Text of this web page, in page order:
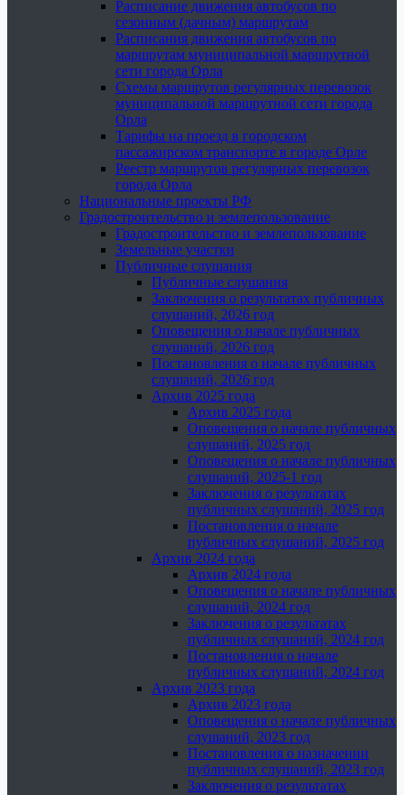
Расписание движения автобусов по
сезонным (дачным) маршрутам
Расписания движения автобусов по
маршрутам муниципальной маршрутной
сети города Орла
Схемы маршрутов регулярных перевозок
муниципальной маршрутной сети города
Орла
Тарифы на проезд в городском
пассажирском транспорте в городе Орле
Реестр маршрутов регулярных перевозок
города Орла
Национальные проекты РФ
Градостроительство и землепользование
Градостроительство и землепользование
Земельные участки
Публичные слушания
Публичные слушания
Заключения о результатах публичных
слушаний, 2026 год
Оповещения о начале публичных
слушаний, 2026 год
Постановления о начале публичных
слушаний, 2026 год
Архив 2025 года
Архив 2025 года
Оповещения о начале публичных
слушаний, 2025 год
Оповещения о начале публичных
слушаний, 2025-1 год
Заключения о результатах
публичных слушаний, 2025 год
Постановления о начале
публичных слушаний, 2025 год
Архив 2024 года
Архив 2024 года
Оповещения о начале публичных
слушаний, 2024 год
Заключения о результатах
публичных слушаний, 2024 год
Постановления о начале
публичных слушаний, 2024 год
Архив 2023 года
Архив 2023 года
Оповещения о начале публичных
слушаний, 2023 год
Постановления о назначении
публичных слушаний, 2023 год
Заключения о результатах